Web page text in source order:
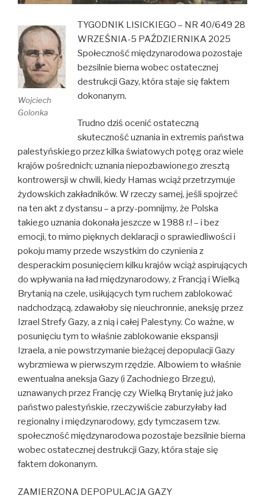
Wojciech
Golonka
TYGODNIK LISICKIEGO – NR 40/649 28
WRZEŚNIA-5 PAŹDZIERNIKA 2025
Społeczność międzynarodowa pozostaje
bezsilnie bierna wobec ostatecznej
destrukcji Gazy, która staje się faktem
dokonanym.
Trudno dziś ocenić ostateczną
skuteczność uznania in extremis państwa
palestyńskiego przez kilka światowych potęg oraz wiele
krajów pośrednich; uznania niepozbawionego zresztą
kontrowersji w chwili, kiedy Hamas wciąż przetrzymuje
żydowskich zakładników. W rzeczy samej, jeśli spojrzeć
na ten akt z dystansu – a przy-pomnijmy, że Polska
takiego uznania dokonała jeszcze w 1988 r.! – i bez
emocji, to mimo pięknych deklaracji o sprawiedliwości i
pokoju mamy przede wszystkim do czynienia z
desperackim posunięciem kilku krajów wciąż aspirujących
do wpływania na ład międzynarodowy, z Francją i Wielką
Brytanią na czele, usiłujących tym ruchem zablokować
nadchodzącą, zdawałoby się nieuchronnie, aneksję przez
Izrael Strefy Gazy, a z nią i całej Palestyny. Co ważne, w
posunięciu tym to właśnie zablokowanie ekspansji
Izraela, a nie powstrzymanie bieżącej depopulacji Gazy
wybrzmiewa w pierwszym rzędzie. Albowiem to właśnie
ewentualna aneksja Gazy (i Zachodniego Brzegu),
uznawanych przez Francję czy Wielką Brytanię już jako
państwo palestyńskie, rzeczywiście zaburzyłaby ład
regionalny i międzynarodowy, gdy tymczasem tzw.
społeczność międzynarodowa pozostaje bezsilnie bierna
wobec ostatecznej destrukcji Gazy, która staje się
faktem dokonanym.
ZAMIERZONA DEPOPULACJA GAZY